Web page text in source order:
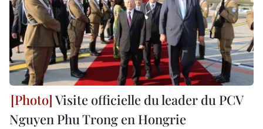
Visite officielle du leader du PCV
Nguyen Phu Trong en Hongrie